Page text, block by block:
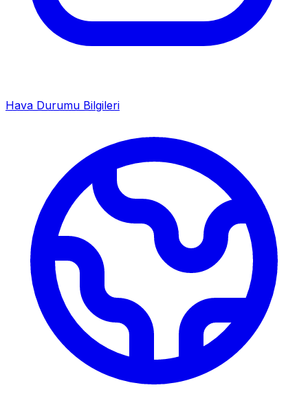
Hava Durumu Bilgileri